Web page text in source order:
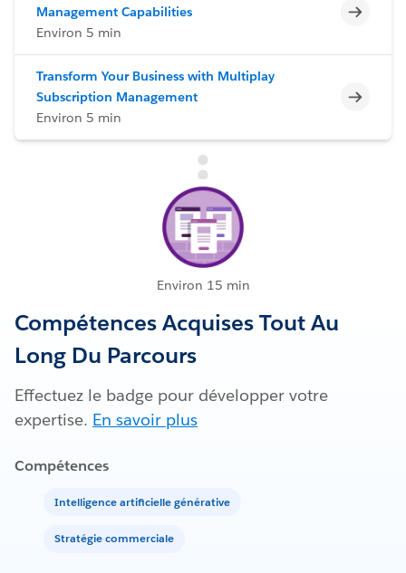
Management Capabilities
Environ 5 min
Transform Your Business with Multiplay
Subscription Management
Environ 5 min
Environ 15 min
Compétences Acquises Tout Au
Long Du Parcours
Effectuez le badge pour développer votre
expertise. En savoir plus
Compétences
Intelligence artificielle générative
Stratégie commerciale